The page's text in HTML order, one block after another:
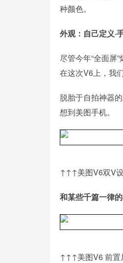
种颜色。
外观：自己定义·
尽管今年“全面屏
在这次V6上，我
脱胎于自拍神器
想到美图手机。
↑↑↑美图V6双V
和某些千篇一律
↑↑↑美图V6 前置